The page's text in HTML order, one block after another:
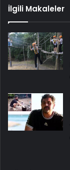
İlgili Makaleler